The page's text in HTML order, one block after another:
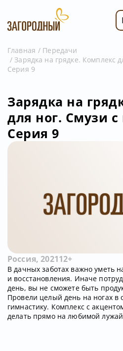
Главная
Передачи
Зарядка на грядке. Комплекс
Серия 9
Зарядка на
для ног. Смузи
Серия 9
Россия, 202112+
В дачных заботах важно уметь
и восстановления. Иначе
день, вы не сможете быть
Провели целый день на ногах в
гимнастику. Комплекс с
делать прямо на любимой